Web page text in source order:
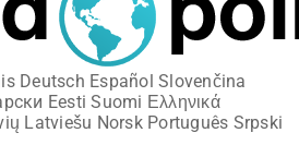
Deutsch Español Slovenčina
Eesti Suomi Ελληνικά
Latviešu Norsk Português Srpski